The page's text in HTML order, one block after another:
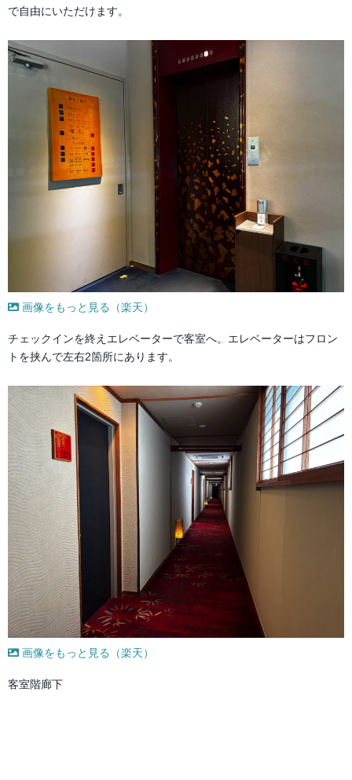
で自由にいただけます。
画像をもっと見る（楽天）
チェックインを終えエレベーターで客室へ。エレベーターはフロン
トを挟んで左右2箇所にあります。
画像をもっと見る（楽天）
客室階廊下